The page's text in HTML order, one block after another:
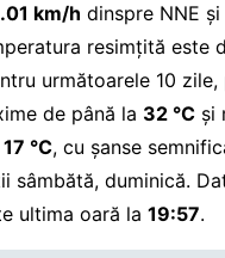
km/h dinspre NNE
resimțită este
următoarele 10
de până la 32 °C și
17 °C, cu șanse
sâmbătă, duminică.
ultima oară la19:57.